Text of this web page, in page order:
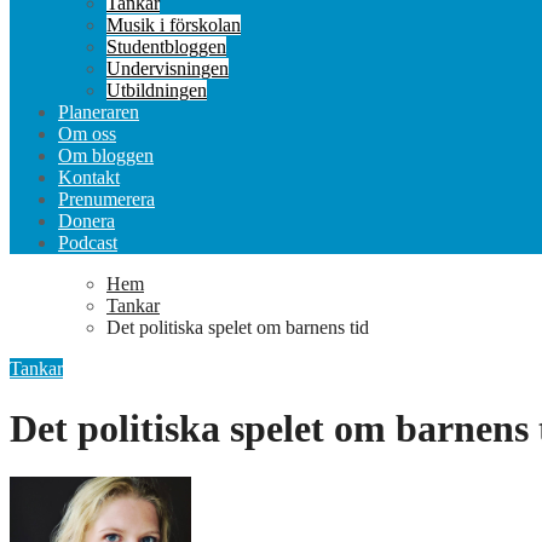
Musik i förskolan
Studentbloggen
Undervisningen
Utbildningen
Planeraren
Om oss
Om bloggen
Kontakt
Prenumerera
Donera
Podcast
Hem
Tankar
Det politiska spelet om barnens tid
Tankar
Det politiska spelet om